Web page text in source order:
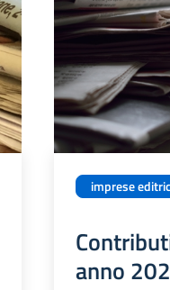
imprese
anno